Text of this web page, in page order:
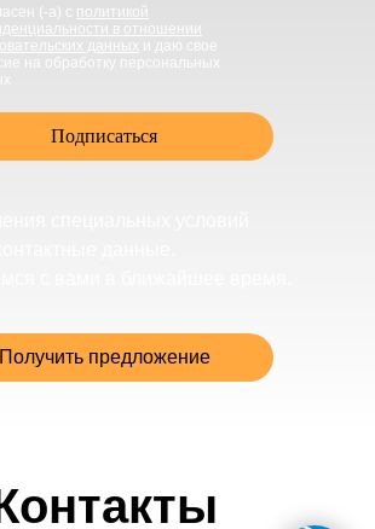
(-а) с политикой
в отношении
данных и даю свое
на обработку персональных
Подписаться
Получить предложение